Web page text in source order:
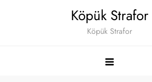
Köpük Strafor
Köpük Strafor